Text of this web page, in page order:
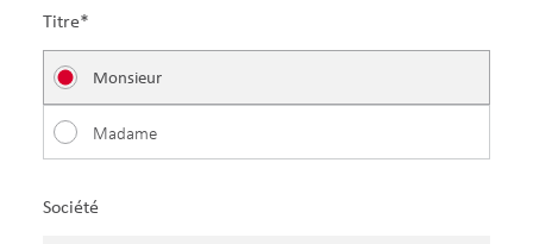
Titre*
Monsieur
Madame
Société